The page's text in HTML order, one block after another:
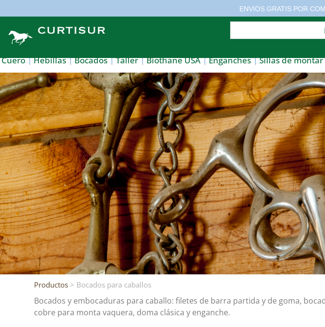
ENVIOS GRATIS POR
Cuero Hebillas Bocados Taller Biothane USA Enganches Sillas de montar
Productos > Bocados para caballos
Bocados y embocaduras para caballo: filetes de barra partida y de goma,
cobre para monta vaquera, doma clásica y enganche.